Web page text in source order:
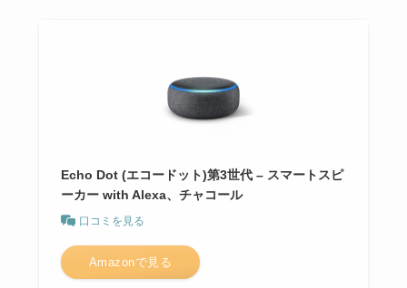
Echo Dot (エコードット)第3世代 – スマートスピ
ーカー with Alexa、チャコール
口コミを見る
Amazonで見る